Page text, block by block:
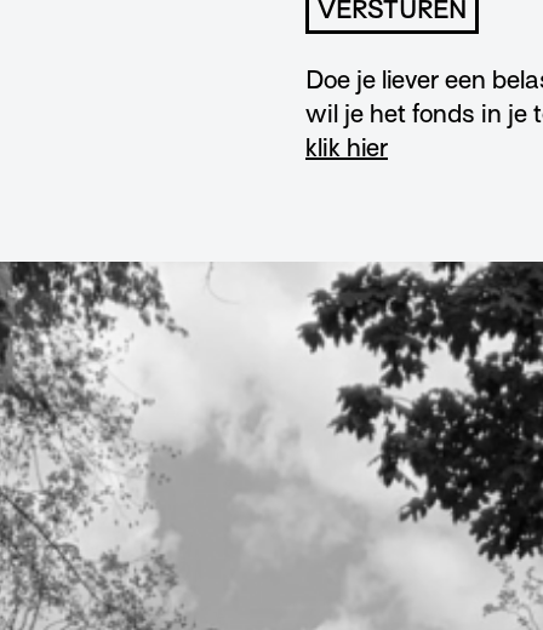
Doe je liever een
wil je het fonds in je
klik hier